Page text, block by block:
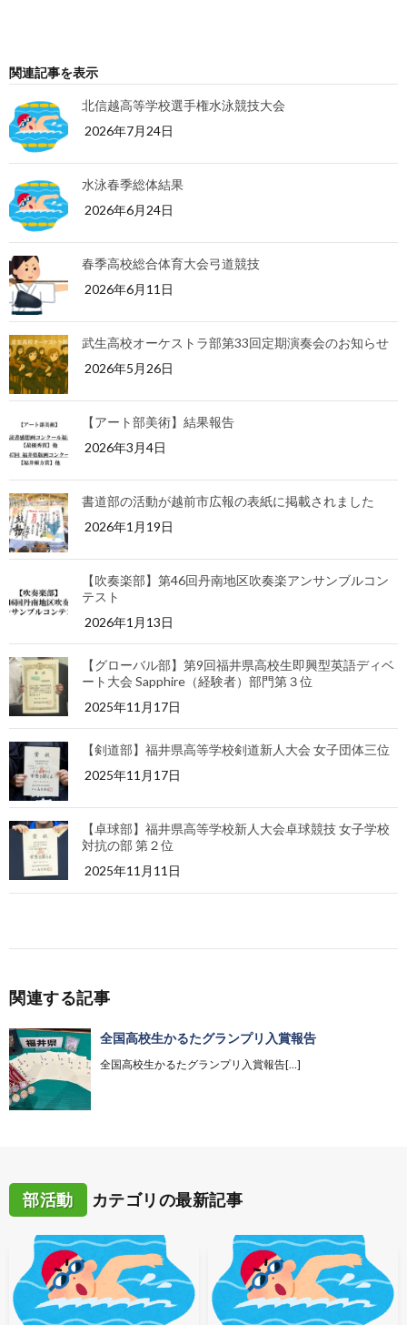
関連記事を表示
北信越高等学校選手権水泳競技大会
2026年7月24日
水泳春季総体結果
2026年6月24日
春季高校総合体育大会弓道競技
2026年6月11日
武生高校オーケストラ部第33回定期演奏会のお知らせ
2026年5月26日
【アート部美術】結果報告
2026年3月4日
書道部の活動が越前市広報の表紙に掲載されました
2026年1月19日
【吹奏楽部】第46回丹南地区吹奏楽アンサンブルコン
テスト
2026年1月13日
【グローバル部】第9回福井県高校生即興型英語ディベ
ート大会 Sapphire（経験者）部門第３位
2025年11月17日
【剣道部】福井県高等学校剣道新人大会 女子団体三位
2025年11月17日
【卓球部】福井県高等学校新人大会卓球競技 女子学校
対抗の部 第２位
2025年11月11日
関連する記事
全国高校生かるたグランプリ入賞報告
全国高校生かるたグランプリ入賞報告[…]
部活動 カテゴリの最新記事